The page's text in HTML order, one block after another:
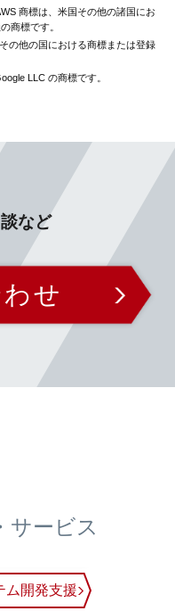
商標は、米国その他の諸国にお
商標です。
の他の国における商標または登録
LLC の商標です。
など
せ
サービス
ム開発支援